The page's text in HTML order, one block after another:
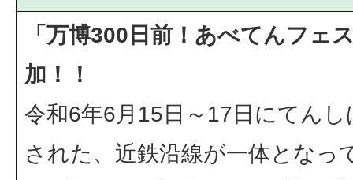
「万博300日前！あべてんフェ
加！！
令和6年6月15日～17日にてんし
された、近鉄沿線が一体となっ